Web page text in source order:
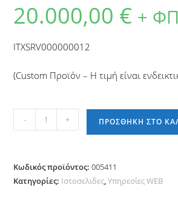
20.000,00 € +
ITXSRV000000012
(Custom Προϊόν – Η τιμή είναι
ITXWoo
Pro
ποσότητα
- + ΠΡΟΣΘΉΚΗ ΣΤΟ
Κωδικός προϊόντος:005411
Κατηγορίες: Ιστοσελιδες,Υπηρεσίες WEB